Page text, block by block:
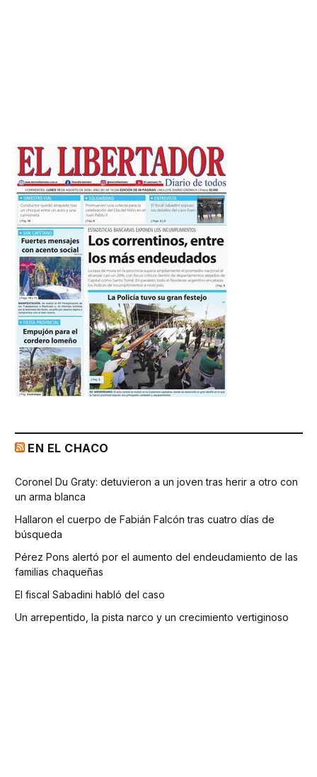
EN EL CHACO
Coronel Du Graty: detuvieron a un joven tras herir a otro con
un arma blanca
Hallaron el cuerpo de Fabián Falcón tras cuatro días de
búsqueda
Pérez Pons alertó por el aumento del endeudamiento de las
familias chaqueñas
El fiscal Sabadini habló del caso
Un arrepentido, la pista narco y un crecimiento vertiginoso